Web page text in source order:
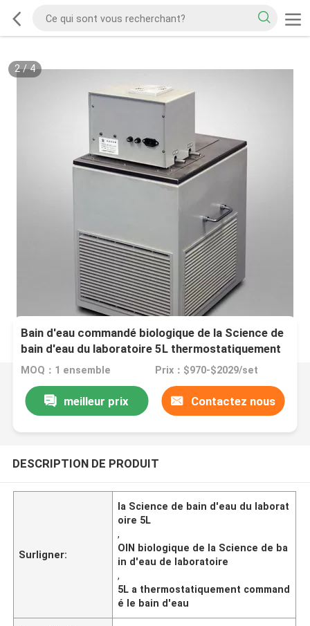
2/4
Bain d'eau commandé biologique de la Science de
bain d'eau du laboratoire 5L thermostatiquement
MOQ：1 ensemble Prix：$970-$2029/set
meilleur prix Contactez nous
DESCRIPTION DE PRODUIT
Surligner:
la Science de bain d'eau du laborat
oire 5L
,
OIN biologique de la Science de ba
in d'eau de laboratoire
,
5L a thermostatiquement command
é le bain d'eau